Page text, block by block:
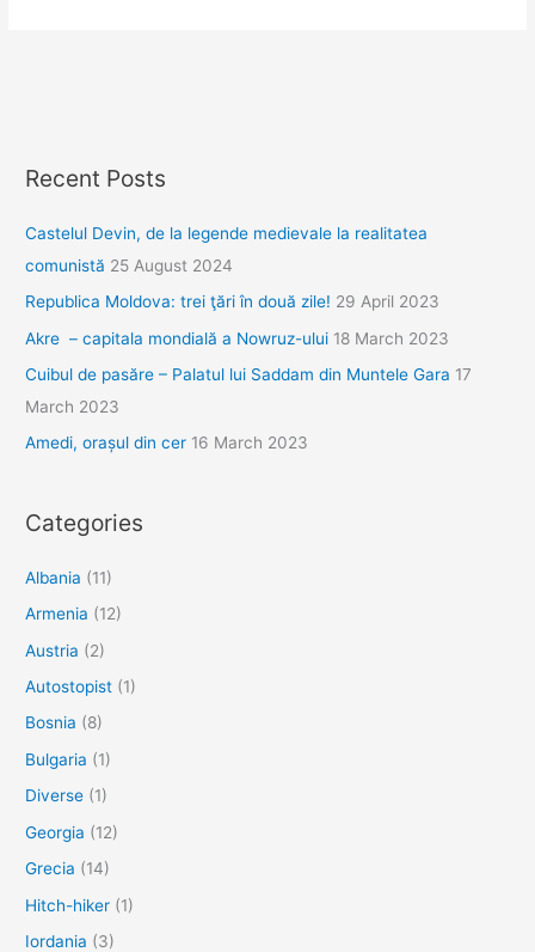
Otoman,
o
porţie
de
Tavuk
Ciğeri
Recent Posts
Castelul Devin, de la legende medievale la realitatea
comunistă 25 August 2024
Republica Moldova: trei ţări în două zile! 29 April 2023
Akre – capitala mondială a Nowruz-ului 18 March 2023
Cuibul de pasăre – Palatul lui Saddam din Muntele Gara 17
March 2023
Amedi, orașul din cer 16 March 2023
Categories
Albania (11)
Armenia (12)
Austria (2)
Autostopist (1)
Bosnia (8)
Bulgaria (1)
Diverse (1)
Georgia (12)
Grecia (14)
Hitch-hiker (1)
Iordania (3)